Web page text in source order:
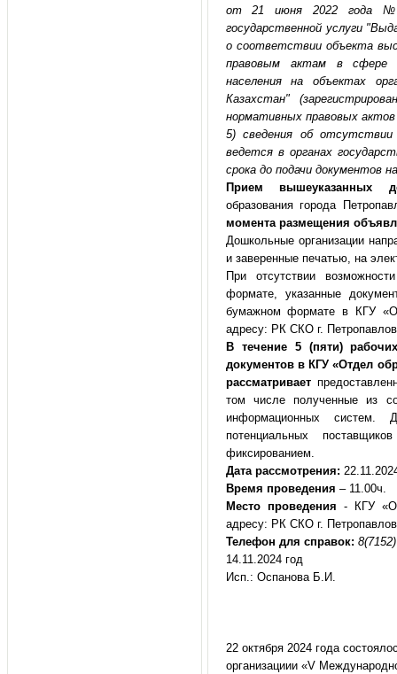
от 21 июня 2022 года №
государственной услуги
о соответствии объекта
правовым актам в сфере
населения на объектах
Казахстан"
нормативных правовых
5) сведения об
ведется в органах
срока до подачи документов
Прием вышеуказанных
образования города
момента размещения
Дошкольные организации
и заверенные печатью, на
При отсутствии
формате, указанные
бумажном формате в КГУ
адресу: РК СКО г.
В течение 5 (пяти)
документов в КГУ «Отдел
рассматривает
том числе полученные из
информационных систем.
потенциальных
фиксированием.
Дата рассмотрения:
Время проведения – 11.00ч.
Место проведения - КГУ
адресу: РК СКО г.
Телефон для справок:
14.11.2024 год
Исп.: Оспанова Б.И.
22 октября 2024 года
организациии «V